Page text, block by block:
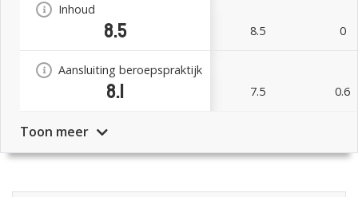
Inhoud
8.5 8.5 0
Aansluiting beroepspraktijk
8.1 7.5 0.6
Toon meer